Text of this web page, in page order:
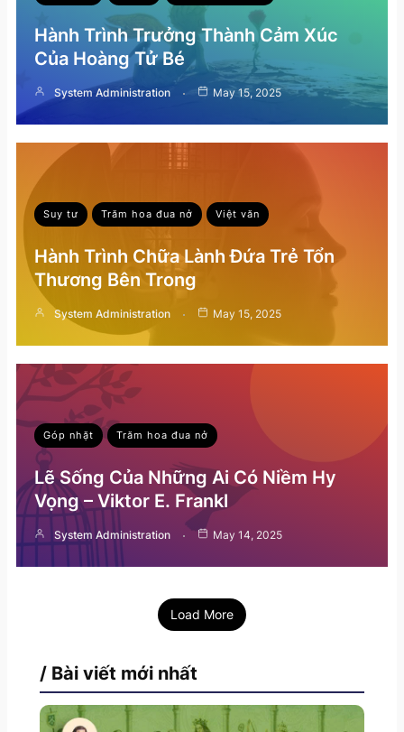
Hành Trình Trưởng Thành Cảm Xúc
Của Hoàng Tử Bé
System Administration May 15, 2025
Suy tư Trăm hoa đua nở Việt văn
Hành Trình Chữa Lành Đứa Trẻ Tổn
Thương Bên Trong
System Administration May 15, 2025
Góp nhặt Trăm hoa đua nở
Lẽ Sống Của Những Ai Có Niềm Hy
Vọng – Viktor E. Frankl
System Administration May 14, 2025
Load More
/ Bài viết mới nhất